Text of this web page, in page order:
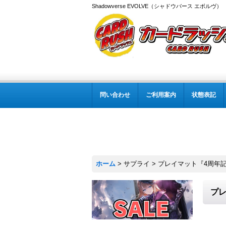
Shadowverse EVOLVE（シャドウバース エボルヴ
問い合わせ ご利用案内 状態表記
ホーム > サプライ > プレイマット『4周年
プ